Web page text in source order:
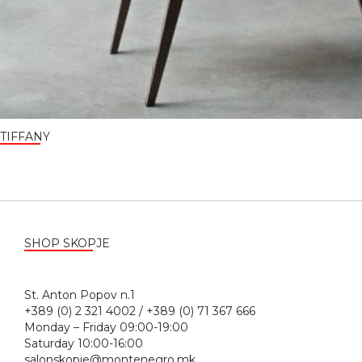
TIFFANY
SHOP SKOPJE
St. Anton Popov n.1
+389 (0) 2 321 4002 / +389 (0) 71 367 666
Monday – Friday 09:00-19:00
Saturday 10:00-16:00